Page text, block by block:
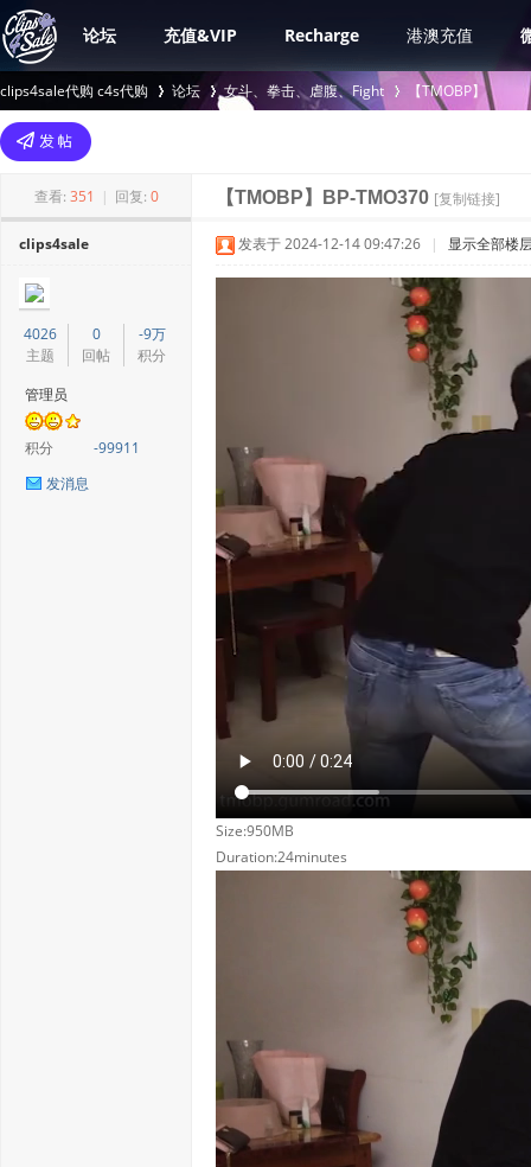
论坛 充值&VIP Recharge 港澳充值
clips4sale代购 c4s代购
>
论坛 女斗、拳击、虐腹、Fight
›
【TMOBP】
查看: 351 | 回复: 0 【TMOBP】BP-TMO370 [复制链接]
clips4sale
4026
主题
0
回帖
-9万
积分
管理员
积分
-99911
发消息
发表于 2024-12-14 09:47:26 | 显示全部楼
Size:950MB
Duration:24minutes